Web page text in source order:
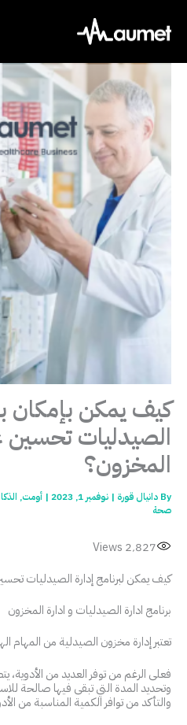
content
كيف يمكن بإمكان
الصيدليات تحسين
المخزون؟
By دانيال قورة | نوفمبر 1, 2023 | أومت,
صحة
2٬827
كيف يمكن لبرنامج إدارة الصيدليات
برنامج ادارة الصيدليات و ادارة المخزون
تعتبر إدارة مخزون الصيدلية من المهام
فعلى الرغم من توفر العديد من
وتحديد المدة التي تبقى فيها صالحة
والتأكد من توافر الكمية المناسبة من